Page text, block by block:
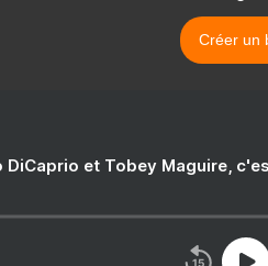
Créer un
DiCaprio et Tobey Maguire,